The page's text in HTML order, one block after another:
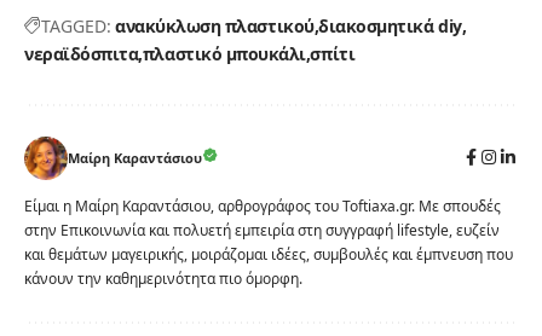
TAGGED: ανακύκλωση πλαστικούδιακοσμητικά diy
νεραϊδόσπιταπλαστικό μπουκάλισπίτι
Μαίρη Καραντάσιου
Είμαι η Μαίρη Καραντάσιου, αρθρογράφος του Toftiaxa.gr. Με σπουδές
στην Επικοινωνία και πολυετή εμπειρία στη συγγραφή lifestyle, ευζείν
και θεμάτων μαγειρικής, μοιράζομαι ιδέες, συμβουλές και έμπνευση που
κάνουν την καθημερινότητα πιο όμορφη.